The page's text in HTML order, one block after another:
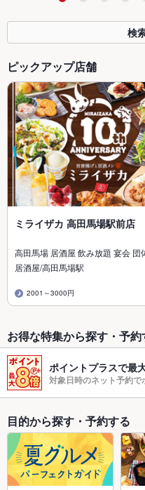
検
ピックアップ店舗
ミライザカ 高田馬場駅前店
高田馬場 居酒屋 飲み放題 宴会 団
居酒屋/高田馬場駅
2001～3000円
お得な特集から探す・予約
ポイントプラスで最
対象日時のネット予約で
目的から探す・予約する